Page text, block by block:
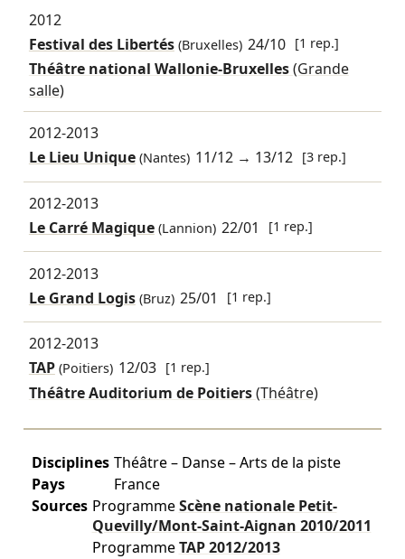
2012
Festival des Libertés(Bruxelles) 24/10 [1 rep.]
Théâtre national Wallonie-Bruxelles(Grande
salle)
2012-2013
Le Lieu Unique(Nantes) 11/12 → 13/12 [3 rep.]
2012-2013
Le Carré Magique(Lannion) 22/01 [1 rep.]
2012-2013
Le Grand Logis(Bruz) 25/01 [1 rep.]
2012-2013
TAP(Poitiers) 12/03 [1 rep.]
Théâtre Auditorium de Poitiers(Théâtre)
Disciplines Théâtre – Danse – Arts de la piste
Pays
France
Sources ProgrammeScène nationale Petit-
Quevilly/Mont-Saint-Aignan 2010/2011
ProgrammeTAP2012/2013